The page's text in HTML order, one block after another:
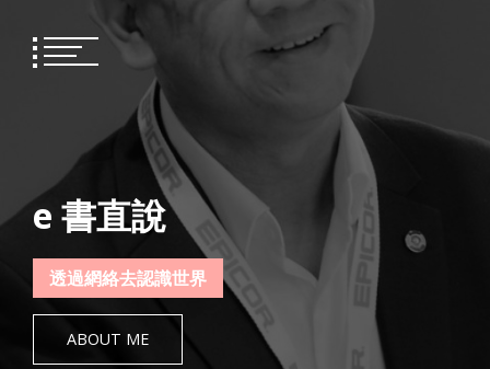
content
e 書直說
透過網絡去認識世界
ABOUT ME